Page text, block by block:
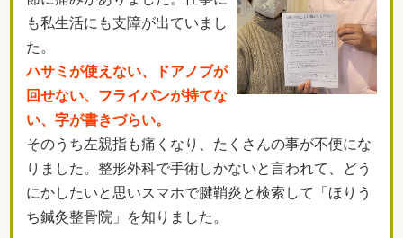
も私生活にも支障が出ていまし
た。
ハサミが使えない、ドアノブが
回せない、フライパンが持てな
い、字が書きづらい。
そのうち左親指も痛くなり、たくさんの事が不便にな
りました。整形外科で手術しかないと言われて、どう
にかしたいと思いスマホで腱鞘炎と検索して「ほりう
ち鍼灸整骨院」を知りました。